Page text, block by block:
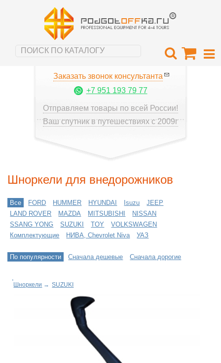
Заказать звонок консультанта
+7 951 193 79 77
Отправляем товары по всей России!
Ваш спутник в путешествиях с 2009г
Шноркели для внедорожников
Все FORD HUMMER HYUNDAI Isuzu
JEEP
LAND ROVER
MAZDA MITSUBISHI
NISSAN
SSANG YONG
SUZUKI TOY
VOLKSWAGEN
Комплектующие
НИВА, Chevrolet Niva УАЗ
По популярности Сначала дешевые Сначала дорогие
Шноркели → SUZUKI